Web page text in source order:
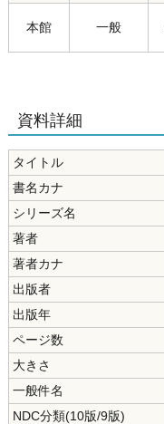
本館 一般
資料詳細
タイトル
書名カナ
シリーズ名
著者
著者カナ
出版者
出版年
ページ数
大きさ
一般件名
NDC分類(10版/9版)